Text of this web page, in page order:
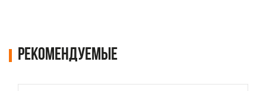
Рекомендуемые